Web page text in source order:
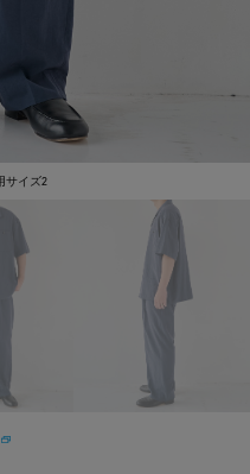
サイズ2